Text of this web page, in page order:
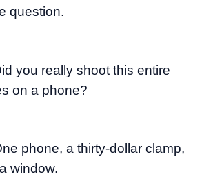
question.
you really shoot this entire
on a phone?
phone, a thirty-dollar clamp,
window.